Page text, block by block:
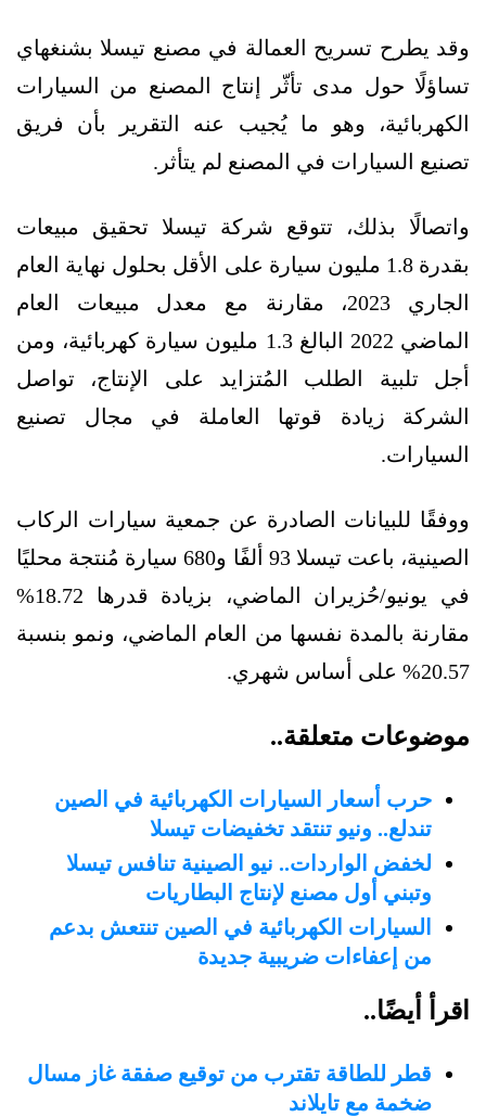
وقد يطرح تسريح العمالة في مصنع تيسلا بشنغهاي
تساؤلًا حول مدى تأثّر إنتاج المصنع من السيارات
الكهربائية، وهو ما يُجيب عنه التقرير بأن فريق
تصنيع السيارات في المصنع لم يتأثر.
واتصالًا بذلك، تتوقع شركة تيسلا تحقيق مبيعات
بقدرة 1.8 مليون سيارة على الأقل بحلول نهاية العام
الجاري 2023، مقارنة مع معدل مبيعات العام
الماضي 2022 البالغ 1.3 مليون سيارة كهربائية، ومن
أجل تلبية الطلب المُتزايد على الإنتاج، تواصل
الشركة زيادة قوتها العاملة في مجال تصنيع
السيارات.
ووفقًا للبيانات الصادرة عن جمعية سيارات الركاب
الصينية، باعت تيسلا 93 ألفًا و680 سيارة مُنتجة محليًا
في يونيو/حُزيران الماضي، بزيادة قدرها 18.72%
مقارنة بالمدة نفسها من العام الماضي، ونمو بنسبة
20.57% على أساس شهري.
موضوعات متعلقة..
حرب أسعار السيارات الكهربائية في الصين
تندلع.. ونيو تنتقد تخفيضات تيسلا
لخفض الواردات.. نيو الصينية تنافس تيسلا
وتبني أول مصنع لإنتاج البطاريات
السيارات الكهربائية في الصين تنتعش بدعم
من إعفاءات ضريبية جديدة
اقرأ أيضًا..
قطر للطاقة تقترب من توقيع صفقة غاز مسال
ضخمة مع تايلاند